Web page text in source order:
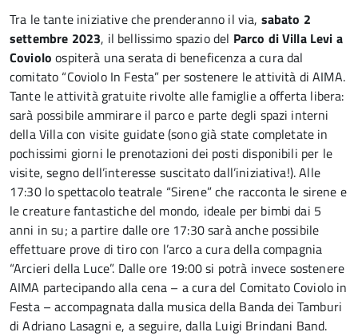
Tra le tante iniziative che prenderanno il via, sabato 2
settembre 2023, il bellissimo spazio del Parco di Villa Levi a
Covioloospiterà una serata di beneficenza a cura dal
comitato “Coviolo In Festa” per sostenere le attività di AIMA.
Tante le attività gratuite rivolte alle famiglie a offerta libera:
sarà possibile ammirare il parco e parte degli spazi interni
della Villa con visite guidate (sono già state completate in
pochissimi giorni le prenotazioni dei posti disponibili per le
visite, segno dell’interesse suscitato dall’iniziativa!). Alle
17:30 lo spettacolo teatrale “Sirene” che racconta le sirene e
le creature fantastiche del mondo, ideale per bimbi dai 5
anni in su; a partire dalle ore 17:30 sarà anche possibile
effettuare prove di tiro con l’arco a cura della compagnia
“Arcieri della Luce”. Dalle ore 19:00 si potrà invece sostenere
AIMA partecipando alla cena – a cura del Comitato Coviolo in
Festa – accompagnata dalla musica della Banda dei Tamburi
di Adriano Lasagni e, a seguire, dalla Luigi Brindani Band.